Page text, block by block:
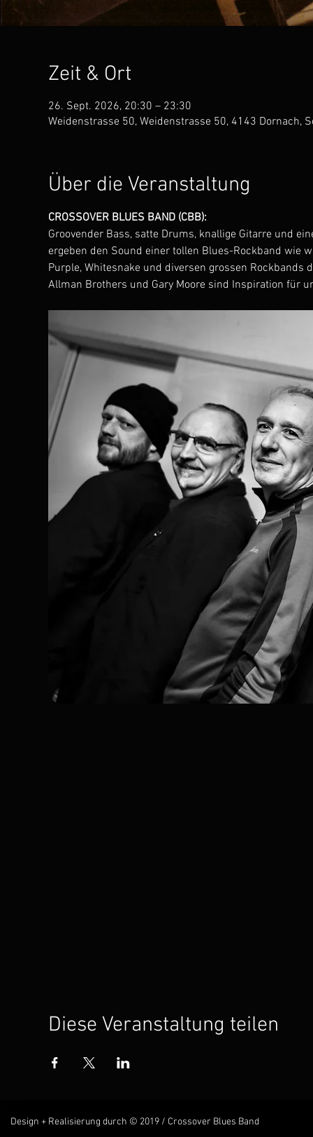
Zeit & Ort
26. Sept. 2026, 20:30 – 23:30
Weidenstrasse 50, Weidenstrasse 50, 4143 Dornach,
Über die Veranstaltung
CROSSOVER BLUES BAND (CBB):
Groovender Bass, satte Drums, knallige Gitarre und
ergeben den Sound einer tollen Blues-Rockband wie
Purple, Whitesnake und diversen grossen
Allman Brothers und Gary Moore sind Inspiration für
Diese Veranstaltung teilen
Design + Realisierung durch © 2019 / Crossover Blues Band